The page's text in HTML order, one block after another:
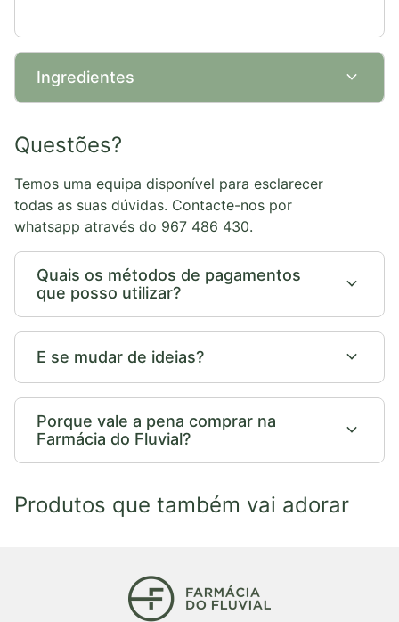
Ingredientes expand_more
Questões?
Temos uma equipa disponível para esclarecer
todas as suas dúvidas. Contacte-nos por
whatsapp através do 967 486 430.
Quais os métodos de pagamentos
que posso utilizar?
expand_more
E se mudar de ideias? expand_more
Porque vale a pena comprar na
Farmácia do Fluvial?
expand_more
Produtos que também vai adorar
Início